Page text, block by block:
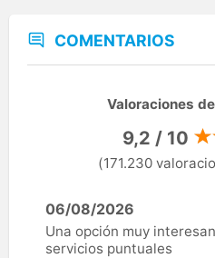
COMENTARIOS
Valoraciones
9,2 / 10
(171.230
06/08/2026
Una opción muy
servicios puntuales